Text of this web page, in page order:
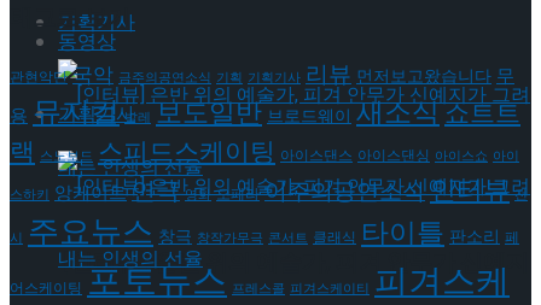
기획기사
[인터뷰] 은반 위의 예술가, 피겨 안무가 신예지
동영상
기획기사
태그로 보기
관현악단 국악 금주의공연소식 기획 기획기사 리뷰 먼저보고왔습니다 무
용 뮤지컬 발레 보도일반 브로드웨이 새소식쇼트트
랙 스노보드 스피드스케이팅 아이스댄스 아이스댄싱 아이스쇼 아이
스하키 앙케이트연극 영화 오페라 이주의공연소식인터뷰 전
시 주요뉴스 창극 창작가무극 콘서트 클래식 타이틀 판소리 페
어스케이팅 포토뉴스 프레스콜 피겨스케이티 피겨스케